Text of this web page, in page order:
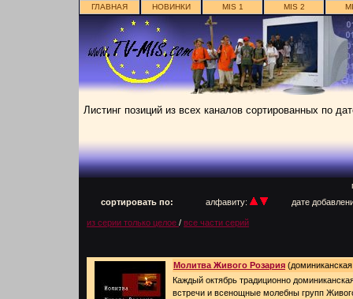
ГЛАВНАЯ НОВИНКИ MIS 1 MIS 2
Листинг позиций из всех каналов сортированных по
сортировать по:
алфавиту: дате
из серии только целое / все части серий
Молитва Живого Розария
Каждый октябрь традиционно
встречи и всенощные молебны групп